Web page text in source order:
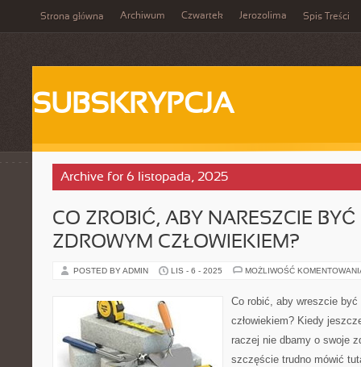
Strona główna Archiwum Czwartek Jerozolima Spis Treści
SUBSKRYPCJA
Archive for 6 listopada, 2025
CO ZROBIĆ, ABY NARESZCIE
ZDROWYM CZŁOWIEKIEM?
POSTED BY ADMIN LIS - 6 - 2025 MOŻLIWOŚĆ
Co robić, aby wreszcie być
człowiekiem? Kiedy
raczej nie dbamy o swoje
szczęście trudno mówić